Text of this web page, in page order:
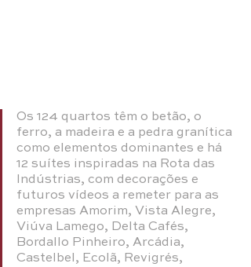
Os 124 quartos têm o betão, o
ferro, a madeira e a pedra granítica
como elementos dominantes e há
12 suítes inspiradas na Rota das
Indústrias, com decorações e
futuros vídeos a remeter para as
empresas Amorim, Vista Alegre,
Viúva Lamego, Delta Cafés,
Bordallo Pinheiro, Arcádia,
Castelbel, Ecolã, Revigrés,